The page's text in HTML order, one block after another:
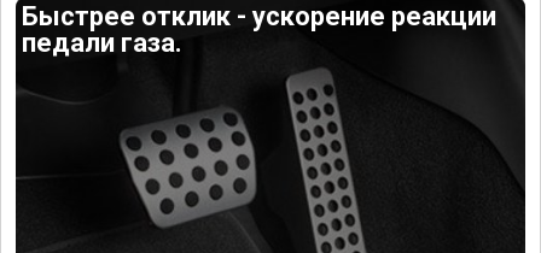
Быстрее отклик - ускорение реакции
педали газа.